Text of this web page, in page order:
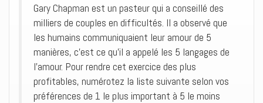
Gary Chapman est un pasteur qui a conseillé des
milliers de couples en difficultés. Il a observé que
les humains communiquaient leur amour de 5
manières, c’est ce qu’il a appelé les 5 langages de
l’amour. Pour rendre cet exercice des plus
profitables, numérotez la liste suivante selon vos
préférences de 1 le plus important à 5 le moins